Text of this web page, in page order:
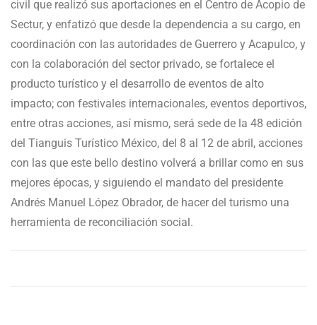
civil que realizó sus aportaciones en el Centro de Acopio de
Sectur, y enfatizó que desde la dependencia a su cargo, en
coordinación con las autoridades de Guerrero y Acapulco, y
con la colaboración del sector privado, se fortalece el
producto turístico y el desarrollo de eventos de alto
impacto; con festivales internacionales, eventos deportivos,
entre otras acciones, así mismo, será sede de la 48 edición
del Tianguis Turístico México, del 8 al 12 de abril, acciones
con las que este bello destino volverá a brillar como en sus
mejores épocas, y siguiendo el mandato del presidente
Andrés Manuel López Obrador, de hacer del turismo una
herramienta de reconciliación social.